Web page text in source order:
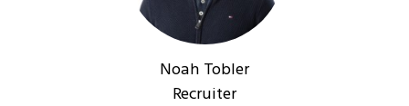
Noah Tobler
Recruiter